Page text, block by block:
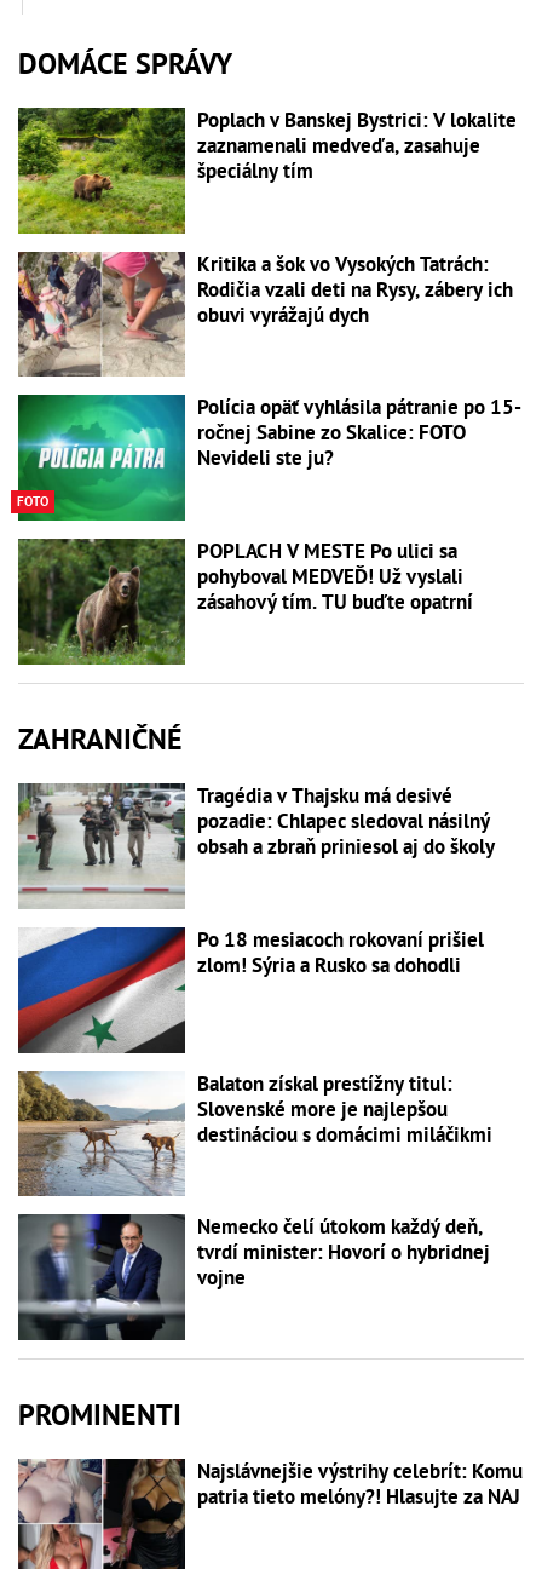
DOMÁCE SPRÁVY
Poplach v Banskej Bystrici: V lokalite
zaznamenali medveďa, zasahuje
špeciálny tím
Kritika a šok vo Vysokých Tatrách:
Rodičia vzali deti na Rysy, zábery ich
obuvi vyrážajú dych
FOTO
Polícia opäť vyhlásila pátranie po 15-
ročnej Sabine zo Skalice: FOTO
Nevideli ste ju?
POPLACH V MESTE Po ulici sa
pohyboval MEDVEĎ! Už vyslali
zásahový tím. TU buďte opatrní
ZAHRANIČNÉ
Tragédia v Thajsku má desivé
pozadie: Chlapec sledoval násilný
obsah a zbraň priniesol aj do školy
Po 18 mesiacoch rokovaní prišiel
zlom! Sýria a Rusko sa dohodli
Balaton získal prestížny titul:
Slovenské more je najlepšou
destináciou s domácimi miláčikmi
Nemecko čelí útokom každý deň,
tvrdí minister: Hovorí o hybridnej
vojne
PROMINENTI
Najslávnejšie výstrihy celebrít: Komu
patria tieto melóny?! Hlasujte za NAJ